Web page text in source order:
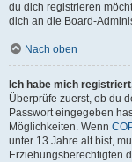
du dich registrieren
dich an die Board-
Nach oben
Ich habe mich
Überprüfe zuerst, ob du
Passwort eingegeben
Möglichkeiten. Wenn
unter 13 Jahre alt bist,
Erziehungsberechtigten